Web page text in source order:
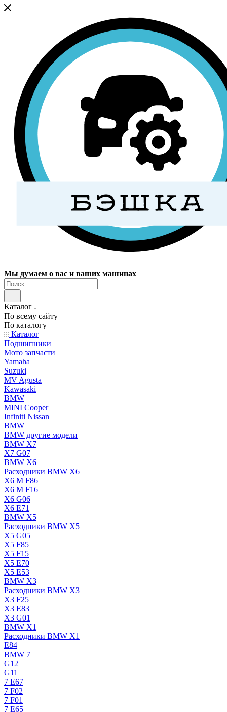
Мы думаем о вас и ваших машинах
Каталог
По всему сайту
По каталогу
Каталог
Подшипники
Мото запчасти
Yamaha
Suzuki
MV Agusta
Kawasaki
BMW
MINI Cooper
Infiniti Nissan
BMW
BMW другие модели
BMW X7
X7 G07
BMW X6
Расходники BMW X6
X6 M F86
X6 M F16
X6 G06
X6 E71
BMW X5
Расходники BMW X5
X5 G05
X5 F85
X5 F15
X5 E70
X5 E53
BMW X3
Расходники BMW X3
X3 F25
X3 E83
X3 G01
BMW X1
Расходники BMW X1
E84
BMW 7
G12
G11
7 Е67
7 F02
7 F01
7 E65